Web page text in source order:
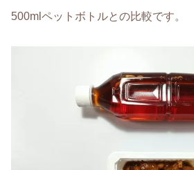
500mlペットボトルとの比較です。